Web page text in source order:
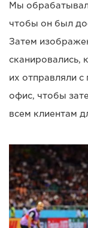
Мы
чтобы он был
Затем
сканировались,
их отправляли
офис, чтобы
всем клиентам